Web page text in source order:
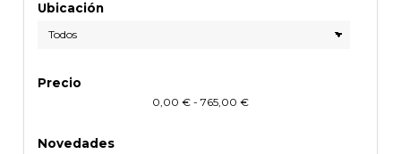
Ubicación
Precio
0,00 € - 765,00 €
Novedades